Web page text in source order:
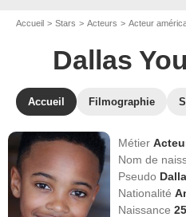
Accueil Stars Acteurs Acteur
Dallas
Accueil Filmographie
Métier
Nom de
Pseudo
Nationalité
Naissance